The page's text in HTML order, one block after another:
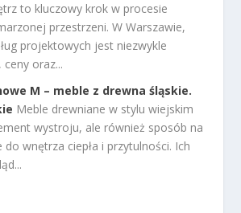
to kluczowy krok w procesie
przestrzeni. W Warszawie,
projektowych jest niezwykle
oraz...
M – meble z drewna śląskie.
Meble drewniane w stylu wiejskim
wystroju, ale również sposób na
wnętrza ciepła i przytulności. Ich